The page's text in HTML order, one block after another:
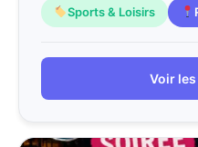
Sports & Loisirs
Voir